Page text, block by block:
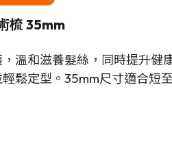
梳 35mm
溫和滋養髮絲，同時提升健
鬆定型。35mm尺寸適合短